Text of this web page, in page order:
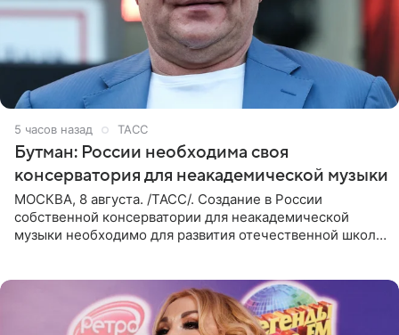
5 часов назад ТАСС
Бутман: России необходима своя
консерватория для неакадемической музыки
МОСКВА, 8 августа. /ТАСС/. Создание в России
собственной консерватории для неакадемической
музыки необходимо для развития отечественной школы